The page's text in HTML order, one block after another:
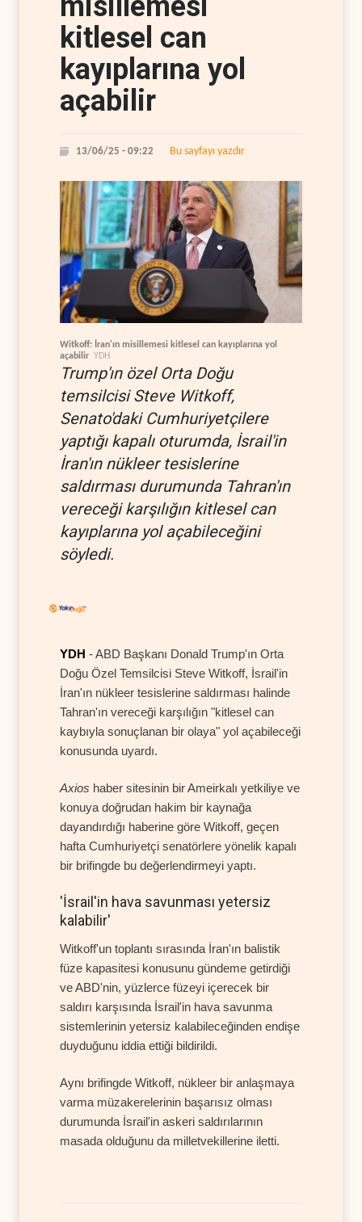
kitlesel can
kayıplarına yol
açabilir
13/06/25 - 09:22 Bu sayfayı yazdır
Witkoff: İran'ın misillemesi kitlesel can kayıplarına yol
açabilir YDH
Trump'ın özel Orta Doğu
temsilcisi Steve Witkoff,
Senato'daki Cumhuriyetçilere
yaptığı kapalı oturumda, İsrail'in
İran'ın nükleer tesislerine
saldırması durumunda Tahran'ın
vereceği karşılığın kitlesel can
kayıplarına yol açabileceğini
söyledi.
YDH - ABD Başkanı Donald Trump'ın Orta
Doğu Özel Temsilcisi Steve Witkoff, İsrail'in
İran'ın nükleer tesislerine saldırması halinde
Tahran'ın vereceği karşılığın "kitlesel can
kaybıyla sonuçlanan bir olaya" yol açabileceği
konusunda uyardı.
Axios haber sitesinin bir Ameirkalı yetkiliye ve
konuya doğrudan hakim bir kaynağa
dayandırdığı haberine göre Witkoff, geçen
hafta Cumhuriyetçi senatörlere yönelik kapalı
bir brifingde bu değerlendirmeyi yaptı.
'İsrail'in hava savunması yetersiz
kalabilir'
Witkoff'un toplantı sırasında İran'ın balistik
füze kapasitesi konusunu gündeme getirdiği
ve ABD'nin, yüzlerce füzeyi içerecek bir
saldırı karşısında İsrail'in hava savunma
sistemlerinin yetersiz kalabileceğinden endişe
duyduğunu iddia ettiği bildirildi.
Aynı brifingde Witkoff, nükleer bir anlaşmaya
varma müzakerelerinin başarısız olması
durumunda İsrail'in askeri saldırılarının
masada olduğunu da milletvekillerine iletti.